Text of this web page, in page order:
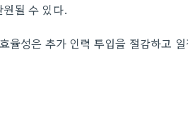
될 수 있다.
율성은 추가 인력 투입을 절감하고